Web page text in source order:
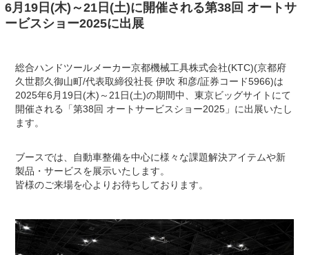
6月19日(木)～21日(土)に開催される第38回 オートサ
ービスショー2025に出展
総合ハンドツールメーカー京都機械工具株式会社(KTC)(京都府
久世郡久御山町/代表取締役社長 伊吹 和彦/証券コード5966)は
2025年6月19日(木)～21日(土)の期間中、東京ビッグサイトにて
開催される「第38回 オートサービスショー2025」に出展いたし
ます。
ブースでは、自動車整備を中心に様々な課題解決アイテムや新
製品・サービスを展示いたします。
皆様のご来場を心よりお待ちしております。